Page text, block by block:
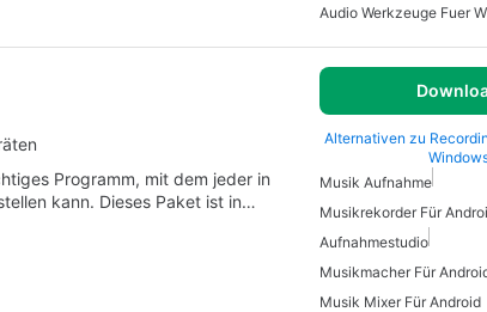
Audio Werkzeuge Fuer
Alternativen zu
Programm, mit dem jeder in
kann. Dieses Paket ist in…
Musik Aufnahme
Musikrekorder Für
Aufnahmestudio
Musikmacher Für
Musik Mixer Für Android